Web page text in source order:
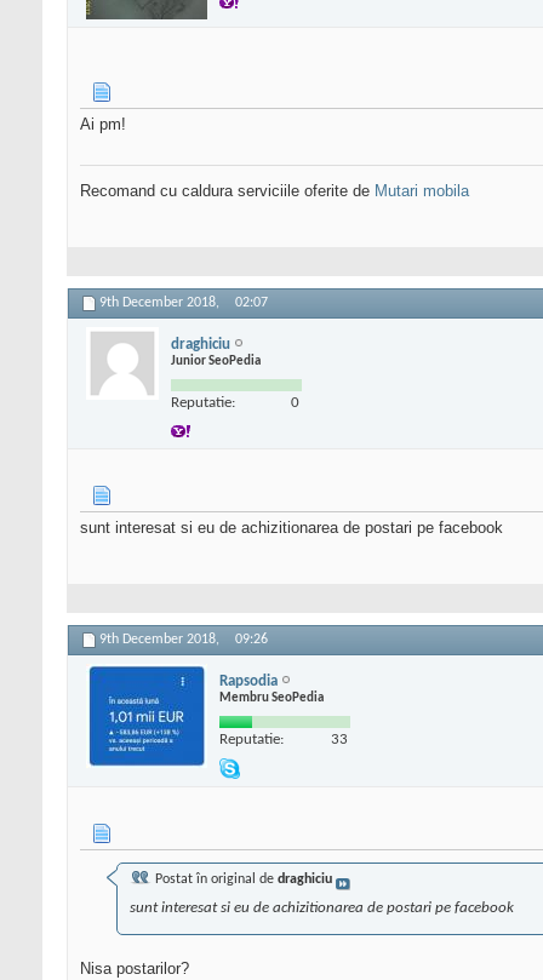
Ai pm!
Recomand cu caldura serviciile oferite de Mutari mobila
9th December 2018, 02:07
draghiciu
Junior SeoPedia
Reputatie: 0
sunt interesat si eu de achizitionarea de postari pe facebook
9th December 2018, 09:26
Rapsodia
Membru SeoPedia
Reputatie: 33
Postat în original de draghiciu
sunt interesat si eu de achizitionarea de postari pe facebook
Nisa postarilor?